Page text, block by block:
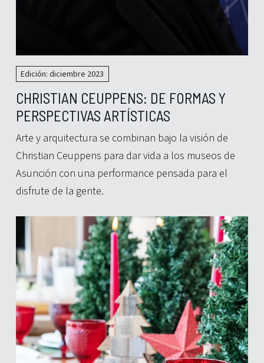
Edición: diciembre 2023
CHRISTIAN CEUPPENS: DE FORMAS Y
PERSPECTIVAS ARTÍSTICAS
Arte y arquitectura se combinan bajo la visión de
Christian Ceuppens para dar vida a los museos de
Asunción con una performance pensada para el
disfrute de la gente.